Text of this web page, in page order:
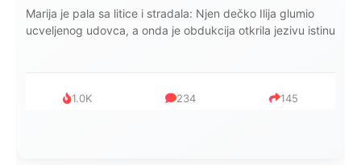
Kad se Marin suprug razbolio ona ga kupala, pelene mu
mijenjala: Jedno jutro je poslao po čokoladu..
999 321 234